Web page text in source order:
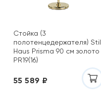
Стойка (3
полотенцедержателя) Stil
Haus Prisma 90 см золото
PR19(16)
55 589 ₽